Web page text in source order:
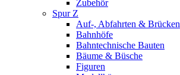
Zubehör
Spur Z
Auf-, Abfahrten & Brücken
Bahnhöfe
Bahntechnische Bauten
Bäume & Büsche
Figuren